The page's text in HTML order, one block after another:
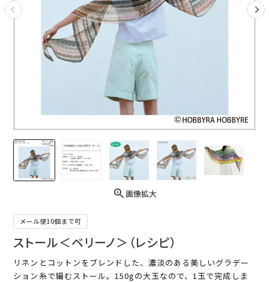
画像拡大
メール便10個まで可
ストール＜ベリーノ＞（レシピ）
リネンとコットンをブレンドした、濃淡のある美しいグラデー
ション糸で編むストール。150gの大玉なので、1玉で完成しま